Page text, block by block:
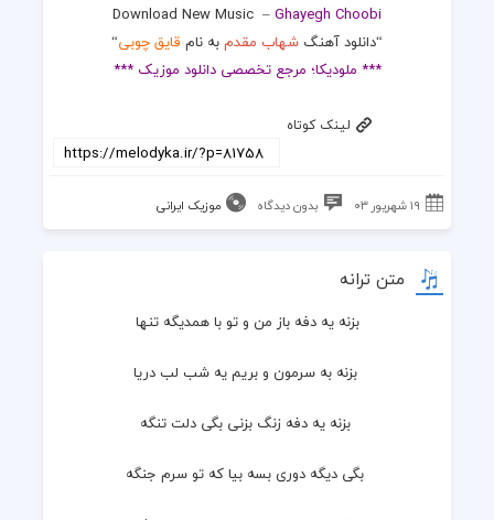
Download New Music –Ghayegh Choobi
“دانلود آهنگ شهاب مقدمبه نام قایق چوبی“
*** ملودیکا؛ مرجع تخصصی دانلود موزیک ***
لینک کوتاه
۱۹ شهریور ۰۳ بدون دیدگاه موزیک ایرانی
متن ترانه
بزنه یه دفه باز من و تو با همدیگه تنها
بزنه به سرمون و بریم یه شب لب دریا
بزنه یه دفه زنگ بزنی بگی دلت تنگه
بگی دیگه دوری بسه بیا که تو سرم جنگه